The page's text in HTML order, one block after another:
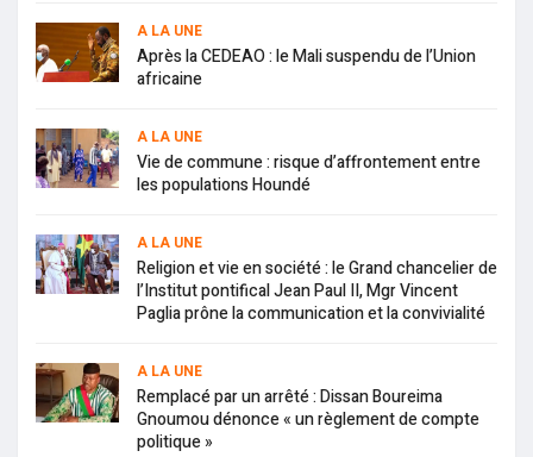
A LA UNE
Après la CEDEAO : le Mali suspendu de l’Union
africaine
A LA UNE
Vie de commune : risque d’affrontement entre
les populations Houndé
A LA UNE
Religion et vie en société : le Grand chancelier de
l’Institut pontifical Jean Paul II, Mgr Vincent
Paglia prône la communication et la convivialité
A LA UNE
Remplacé par un arrêté : Dissan Boureima
Gnoumou dénonce « un règlement de compte
politique »